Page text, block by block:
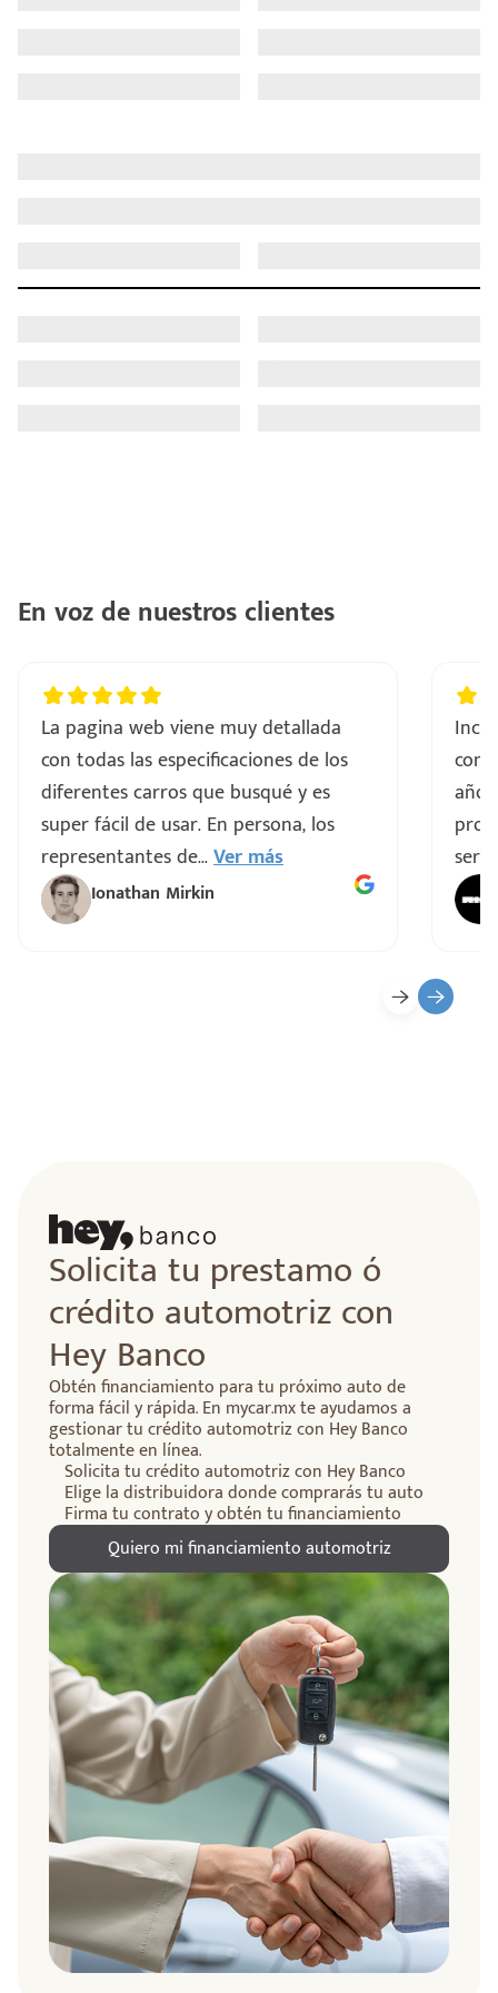
En voz de nuestros clientes
La pagina web viene muy detallada
con todas las especificaciones de los
diferentes carros que busqué y es
super fácil de usar. En persona, los
representantes de...Ver más
Ionathan Mirkin
Solicita tu prestamo ó
crédito automotriz con
Hey Banco
Obtén financiamiento para tu próximo auto de
forma fácil y rápida. En mycar.mx te ayudamos a
gestionar tu crédito automotriz con Hey Banco
totalmente en línea.
Solicita tu crédito automotriz con Hey Banco
Elige la distribuidora donde comprarás tu auto
Firma tu contrato y obtén tu financiamiento
Quiero mi financiamiento automotriz